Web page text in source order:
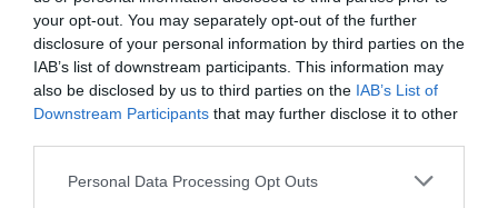
your opt-out. You may separately opt-out of the further
disclosure of your personal information by third parties on the
IAB’s list of downstream participants. This information may
also be disclosed by us to third parties on the IAB’s List of
Downstream Participants that may further disclose it to other
Personal Data Processing Opt Outs
Γίνε Συνδρομητής
Βρες το RUNNER!
Όλα τα Τεύχη